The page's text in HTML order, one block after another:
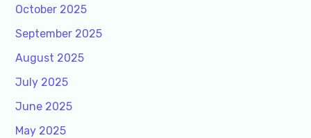
October 2025
September 2025
August 2025
July 2025
June 2025
May 2025